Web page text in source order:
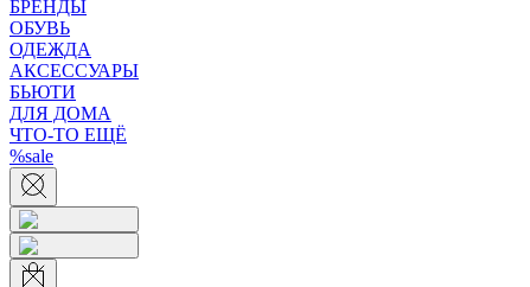
БРЕНДЫ
ОБУВЬ
ОДЕЖДА
АКСЕССУАРЫ
БЬЮТИ
ДЛЯ ДОМА
ЧТО-ТО ЕЩЁ
%sale